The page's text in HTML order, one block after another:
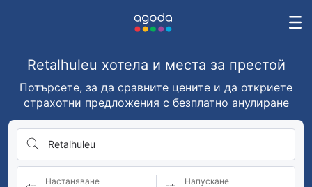
Retalhuleu хотела и места за престой
Потърсете, за да сравните цените и да откриете
страхотни предложения с безплатно анулиране
Retalhuleu
Настаняване Напускане